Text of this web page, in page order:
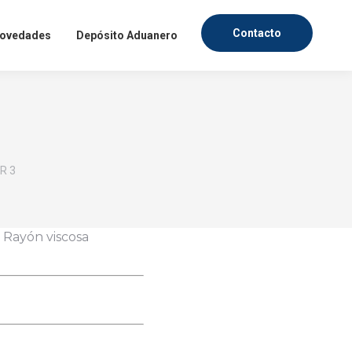
Depósito Aduanero Contacto
3
viscosa
posible.